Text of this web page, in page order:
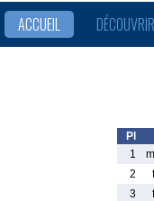
ACCUEIL DÉCOUVRIR
Pl
1
m
2
f
3
f